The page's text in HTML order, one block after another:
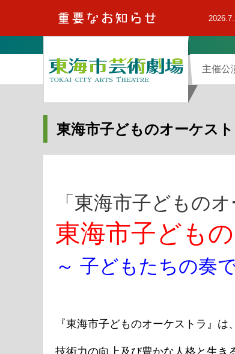
主催公
東海市子どものオーケス
「東海市子どもの
東海市子ども
～ 子どもたちの奏
『東海市子どものオーケストラ』